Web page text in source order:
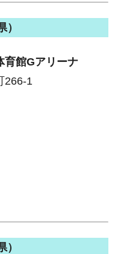
育館Gアリーナ
266-1